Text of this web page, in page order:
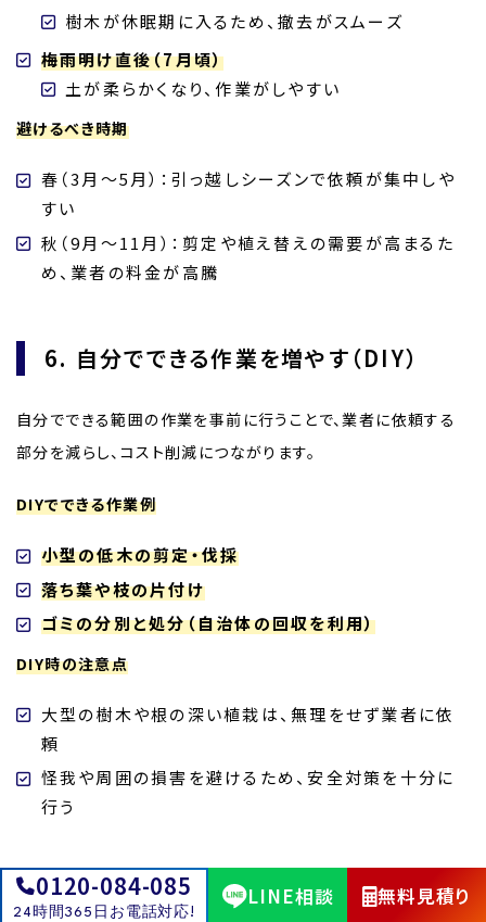
0120-084-085
24時間365日お電話対応!
LINE相談 無料見積り
樹木が休眠期に入るため、撤去がスムーズ
梅雨明け直後（7月頃）
土が柔らかくなり、作業がしやすい
避けるべき時期
春（3月～5月）：引っ越しシーズンで依頼が集中しや
すい
秋（9月～11月）：剪定や植え替えの需要が高まるた
め、業者の料金が高騰
6. 自分でできる作業を増やす（DIY）
自分でできる範囲の作業を事前に行うことで、業者に依頼する
部分を減らし、コスト削減につながります。
DIYでできる作業例
小型の低木の剪定・伐採
落ち葉や枝の片付け
ゴミの分別と処分（自治体の回収を利用）
DIY時の注意点
大型の樹木や根の深い植栽は、無理をせず業者に依
頼
怪我や周囲の損害を避けるため、安全対策を十分に
行う
よくある質問（FAQ）